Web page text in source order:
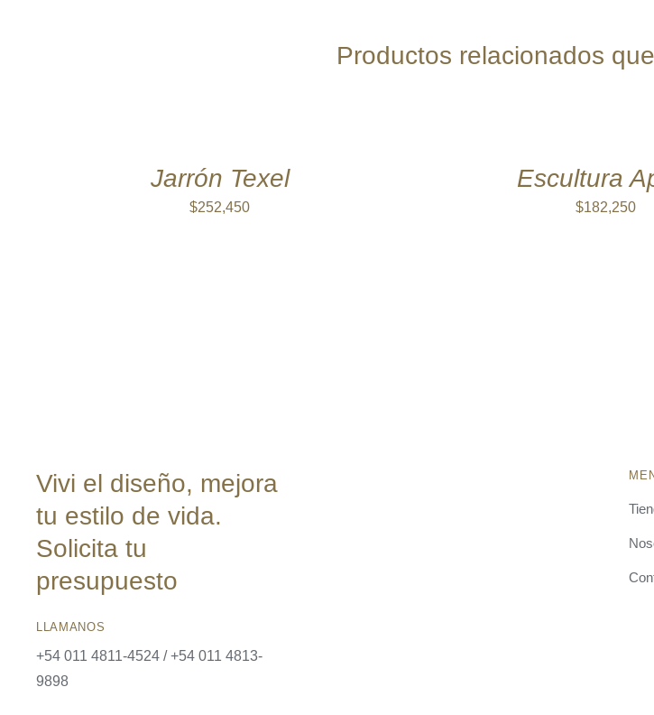
Productos relacionados
Jarrón Texel
$252,450
Escultura
$182,250
Vivi el diseño, mejora
tu estilo de vida.
Solicita tu
presupuesto
LLAMANOS
+54 011 4811-4524 / +54 011 4813-
9898